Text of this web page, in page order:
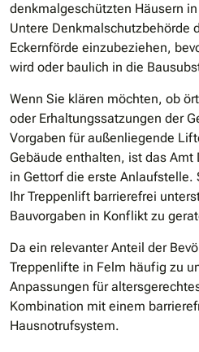
denkmalgeschützten Häusern
Untere Denkmalschutzbehörde
Eckernförde einzubeziehen,
wird oder baulich in die
Wenn Sie klären möchten, ob
oder Erhaltungssatzungen der
Vorgaben für außenliegende
Gebäude enthalten, ist das Amt
in Gettorf die erste Anlaufstelle.
Ihr Treppenlift barrierefrei
Bauvorgaben in Konflikt zu
Da ein relevanter Anteil der
Treppenlifte in Felm häufig zu
Anpassungen für
Kombination mit einem
Hausnotrufsystem.